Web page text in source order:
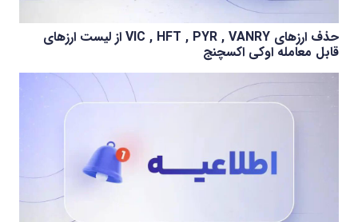
حذف ارزهای VIC , HFT , PYR , VANRY از لیست ارزهای
قابل معامله اوکی اکسچنج